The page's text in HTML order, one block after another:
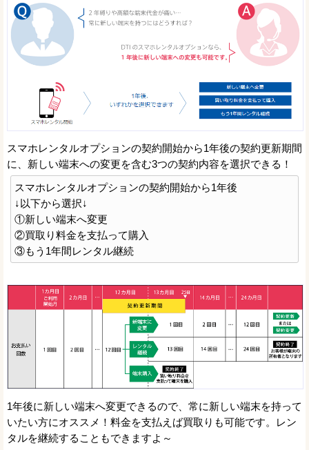
スマホレンタルオプションの契約開始から1年後の契約更新期間
に、新しい端末への変更を含む3つの契約内容を選択できる！
スマホレンタルオプションの契約開始から1年後
↓以下から選択↓
①新しい端末へ変更
②買取り料金を支払って購入
③もう1年間レンタル継続
1年後に新しい端末へ変更できるので、常に新しい端末を持って
いたい方にオススメ！料金を支払えば買取りも可能です。レン
タルを継続することもできますよ～